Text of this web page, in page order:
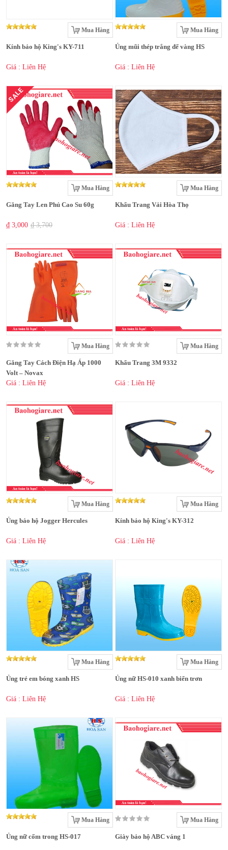
Mua Hàng
Kính bảo hộ King's KY-711
Giá : Liên Hệ
Mua Hàng
Ủng mũi thép trắng đế vàng HS
Giá : Liên Hệ
SALE
Mua Hàng
Găng Tay Len Phủ Cao Su 60g
₫ 3,000 ₫ 3,700
Mua Hàng
Khẩu Trang Vải Hòa Thọ
Giá : Liên Hệ
Mua Hàng
Găng Tay Cách Điện Hạ Áp 1000
Volt – Novax
Giá : Liên Hệ
Mua Hàng
Khẩu Trang 3M 9332
Giá : Liên Hệ
Mua Hàng
Ủng bảo hộ Jogger Hercules
Giá : Liên Hệ
Mua Hàng
Kính bảo hộ King's KY-312
Giá : Liên Hệ
Mua Hàng
Ủng trẻ em bóng xanh HS
Giá : Liên Hệ
Mua Hàng
Ủng nữ HS-010 xanh biển trơn
Giá : Liên Hệ
Mua Hàng
Ủng nữ cốm trong HS-017
Mua Hàng
Giày bảo hộ ABC váng 1